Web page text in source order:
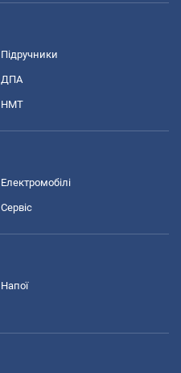
Підручники
ДПА
НМТ
Електромобілі
Сервіс
Напої